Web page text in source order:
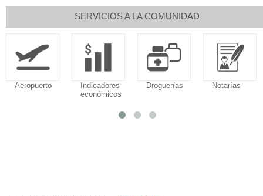
SERVICIOS A LA COMUNIDAD
Aeropuerto
Indicadores
económicos
Droguerías Notarías